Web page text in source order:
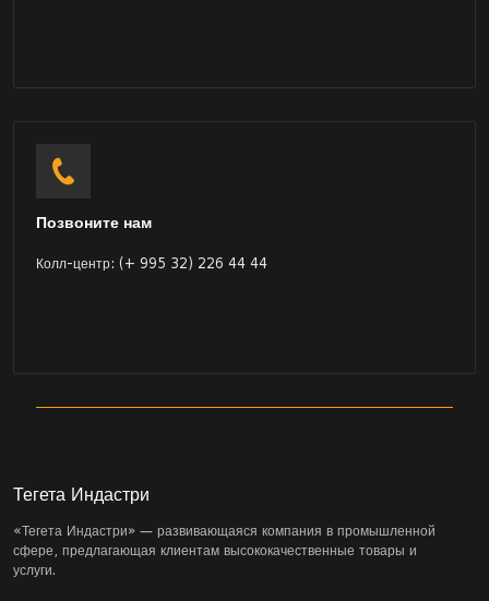
Позвоните нам
Колл-центр: (+ 995 32) 226 44 44
Тегета Индастри
«Тегета Индастри» — развивающаяся компания в промышленной
сфере, предлагающая клиентам высококачественные товары и
услуги.